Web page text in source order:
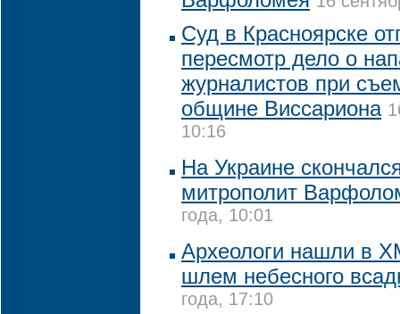
Суд в Красноярске
пересмотр дело о
журналистов при
общине Виссариона
10:16
На Украине
митрополит
года, 10:01
Археологи нашли в
шлем небесного
года, 17:10